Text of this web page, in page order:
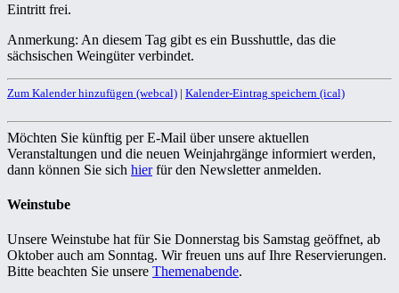
Eintritt frei.
Anmerkung: An diesem Tag gibt es ein Busshuttle, das die
sächsischen Weingüter verbindet.
Zum Kalender hinzufügen (webcal) | Kalender-Eintrag speichern (ical)
Möchten Sie künftig per E-Mail über unsere aktuellen
Veranstaltungen und die neuen Weinjahrgänge informiert werden,
dann können Sie sich hierfür den Newsletter anmelden.
Weinstube
Unsere Weinstube hat für Sie Donnerstag bis Samstag geöffnet, ab
Oktober auch am Sonntag. Wir freuen uns auf Ihre Reservierungen.
Bitte beachten Sie unsere Themenabende.